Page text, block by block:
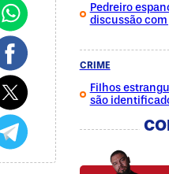
Pedreiro
discussão
CRIME
Filhos
são